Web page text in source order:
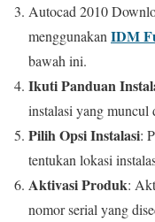
Autocad 2010
menggunakan IDM
bawah ini.
Ikuti Panduan
instalasi yang muncul
Pilih Opsi Instalasi:
tentukan lokasi
Aktivasi Produk:
nomor serial yang